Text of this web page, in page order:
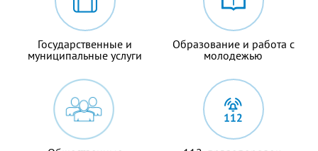
Государственные и
муниципальные услуги
Образование и работа с
молодежью